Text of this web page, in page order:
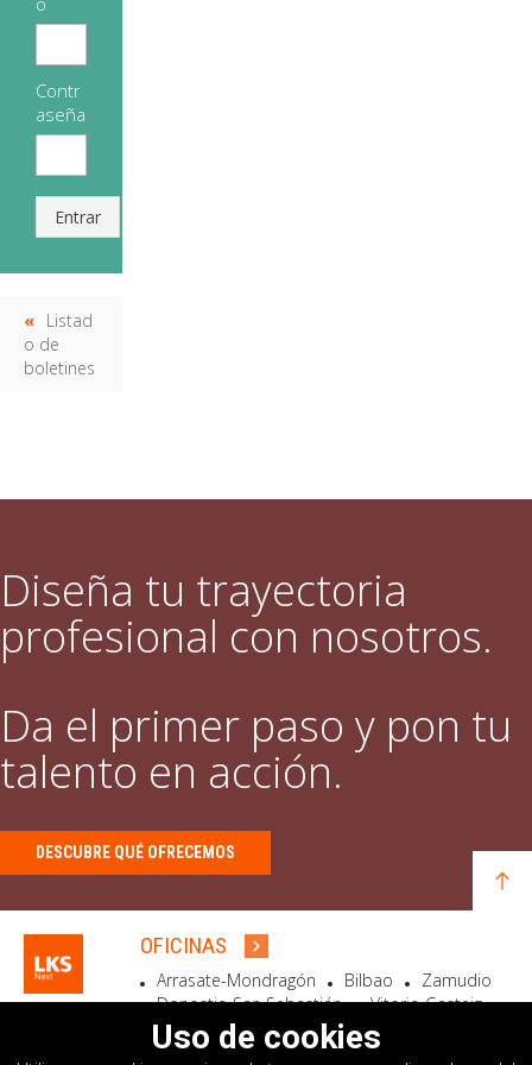
Contr
aseña
Entrar
Listad
o de
boletines
Diseña tu trayectoria
profesional con nosotros.
Da el primer paso y pon tu
talento en acción.
DESCUBRE QUÉ OFRECEMOS
OFICINAS
Arrasate-Mondragón Bilbao
Zamudio
Donostia-San Sebastián
Vitoria-Gasteiz
Madrid
El Astillero Bidart
Uso de cookies